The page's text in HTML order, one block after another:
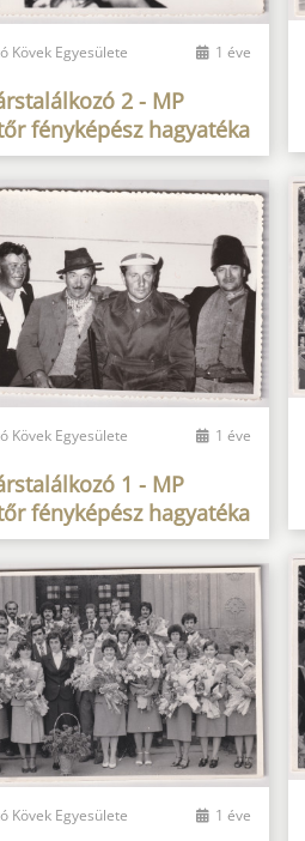
Kövek Egyesülete 1 éve
2 - MP
fényképész hagyatéka
Kövek Egyesülete 1 éve
1 - MP
fényképész hagyatéka
Kövek Egyesülete 1 éve